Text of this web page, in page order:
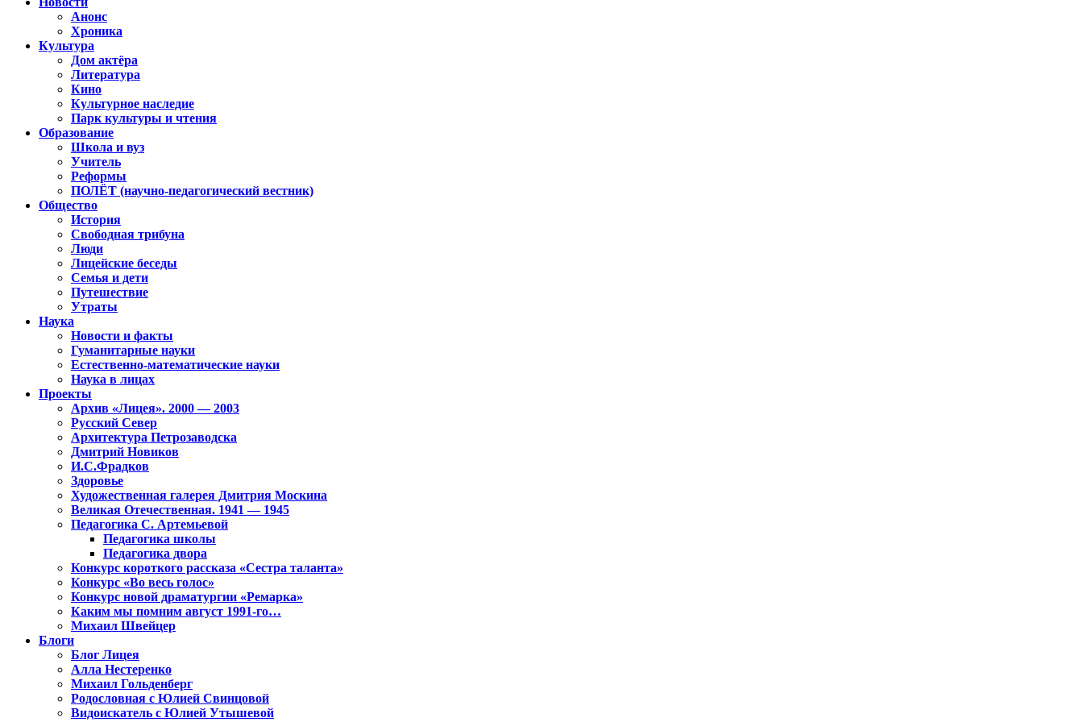
Анонс
Хроника
Культура
Дом актёра
Литература
Кино
Культурное наследие
Парк культуры и чтения
Образование
Школа и вуз
Учитель
Реформы
ПОЛЁТ (научно-педагогический вестник)
Общество
История
Свободная трибуна
Люди
Лицейские беседы
Семья и дети
Путешествие
Утраты
Наука
Новости и факты
Гуманитарные науки
Естественно-математические науки
Наука в лицах
Проекты
Архив «Лицея». 2000 — 2003
Русский Север
Архитектура Петрозаводска
Дмитрий Новиков
И.С.Фрадков
Здоровье
Художественная галерея Дмитрия Москина
Великая Отечественная. 1941 — 1945
Педагогика С. Артемьевой
Педагогика школы
Педагогика двора
Конкурс короткого рассказа «Сестра таланта»
Конкурс «Во весь голос»
Конкурс новой драматургии «Ремарка»
Каким мы помним август 1991-го…
Михаил Швейцер
Блоги
Блог Лицея
Алла Нестеренко
Михаил Гольденберг
Родословная с Юлией Свинцовой
Видоискатель с Юлией Утышевой